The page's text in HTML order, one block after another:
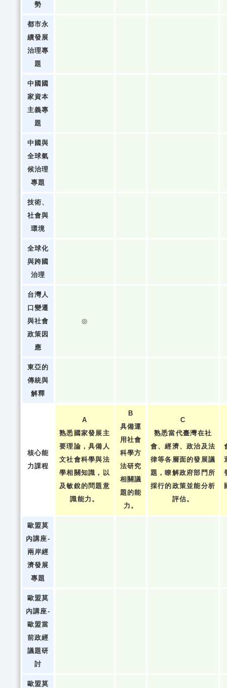
勢
都市永
續發展
治理專
題
中國國
家資本
主義專
題
中國與
全球氣
候治理
專題
技術、
社會與
環境
全球化
與跨國
治理
台灣人
口變遷
與社會
政策因
應
◎
東亞的
傳統與
解釋
核心能
力課程
A
熟悉國家發展主
要理論，具備人
文社會科學與法
學相關知識，以
及敏銳的問題意
識能力。
B
具備運
用社會
科學方
法研究
相關議
題的能
力。
C
熟悉當代臺灣在社
會、經濟、政治及法
律等各層面的發展議
題，瞭解政府部門所
採行的政策並能分析
評估。
歐盟莫
內講座-
兩岸經
濟發展
專題
歐盟莫
內講座-
歐盟當
前政經
議題研
討
歐盟莫